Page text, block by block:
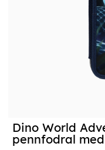
Dino World
pennfodral